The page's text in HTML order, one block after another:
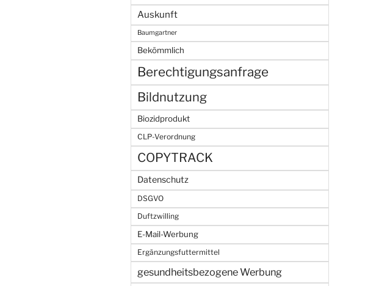
Auskunft
Baumgartner
Bekömmlich
Berechtigungsanfrage
Bildnutzung
Biozidprodukt
CLP-Verordnung
COPYTRACK
Datenschutz
DSGVO
Duftzwilling
E-Mail-Werbung
Ergänzungsfuttermittel
gesundheitsbezogene Werbung